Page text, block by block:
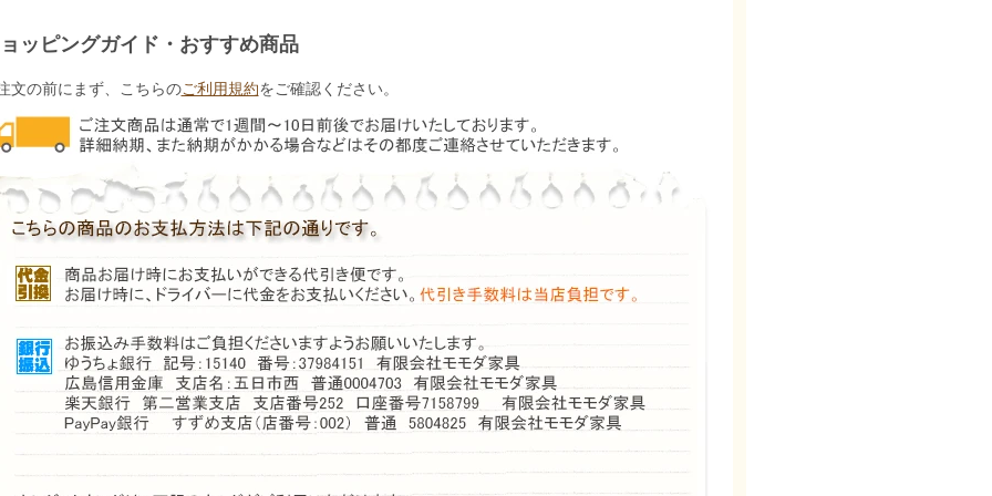
ッピングガイド・おすすめ商品
文の前にまず、こちらのご利用規約をご確認ください。